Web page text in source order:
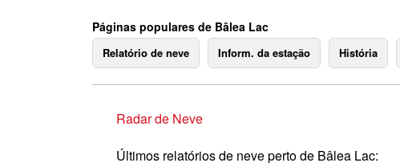
Páginas populares de Bâlea Lac
Relatório de neve Inform. da estação História
Radar de Neve
Últimos relatórios de neve perto de Bâlea Lac: